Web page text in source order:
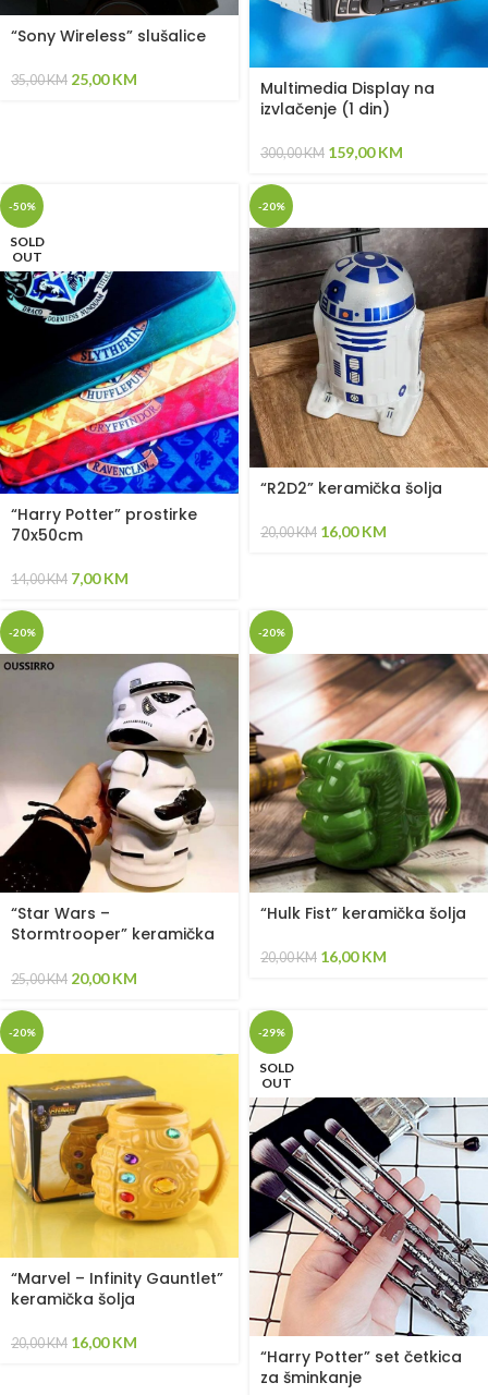
“Sony Wireless” slušalice
35,00KM 25,00KM
Multimedia Display na
izvlačenje (1 din)
300,00KM 159,00KM
-50%
SOLD
OUT
“Harry Potter” prostirke
70x50cm
14,00KM 7,00KM
-20%
“R2D2” keramička šolja
20,00KM 16,00KM
-20%
“Star Wars –
Stormtrooper” keramička
25,00KM 20,00KM
-20%
“Hulk Fist” keramička šolja
20,00KM 16,00KM
-20%
“Marvel – Infinity Gauntlet”
keramička šolja
20,00KM 16,00KM
-29%
SOLD
OUT
“Harry Potter” set četkica
za šminkanje